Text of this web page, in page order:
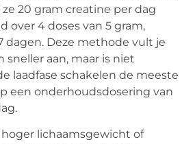
20 gram creatine per dag
over 4 doses van 5 gram,
dagen. Deze methode vult je
sneller aan, maar is niet
laadfase schakelen de meeste
een onderhoudsdosering van
lichaamsgewicht of